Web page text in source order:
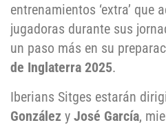
entrenamientos ‘extra’ que
jugadoras durante sus
un paso más en su
de Inglaterra 2025.
Iberians Sitges estarán
González y José García,